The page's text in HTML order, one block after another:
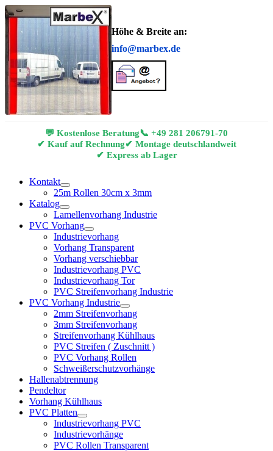
Höhe & Breite an:
info@marbex.de
💬 Kostenlose Beratung📞 +49 281 206791-70
✔ Kauf auf Rechnung✔ Montage deutschlandweit
✔ Express ab Lager
Kontakt
25m Rollen 30cm x 3mm
Katalog
Lamellenvorhang Industrie
PVC Vorhang
Industrievorhang
Vorhang Transparent
Vorhang verschiebbar
Industrievorhang PVC
Industrievorhang Tor
PVC Streifenvorhang Industrie
PVC Vorhang Industrie
2mm Streifenvorhang
3mm Streifenvorhang
Streifenvorhang Kühlhaus
PVC Streifen ( Zuschnitt )
PVC Vorhang Rollen
Schweißerschutzvorhänge
Hallenabtrennung
Pendeltor
Vorhang Kühlhaus
PVC Platten
Industrievorhang PVC
Industrievorhänge
PVC Rollen Transparent